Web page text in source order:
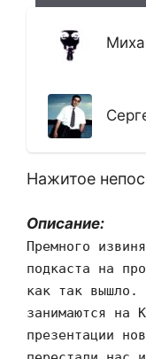
Нажитое
Описание:
Премного
подкаста на
как так вышло.
занимаются на
презентации